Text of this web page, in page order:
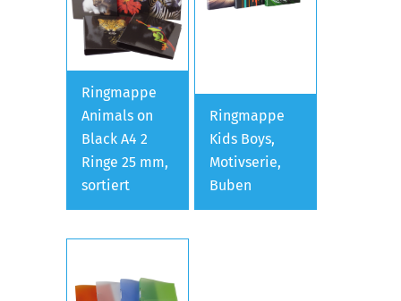
Ringmappe
Animals on
Black A4 2
Ringe 25 mm,
sortiert
Ringmappe
Kids Boys,
Motivserie,
Buben